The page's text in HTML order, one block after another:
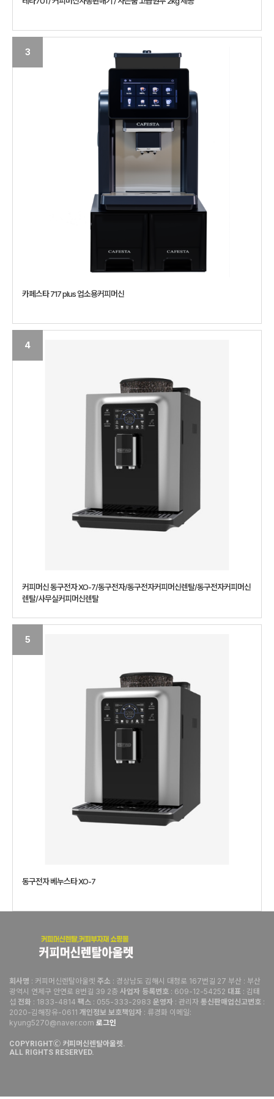
3
카페스타 717 plus 업소용커피머신
4
커피머신 동구전자 XO-7/동구전자/동구전자커피머신렌탈/동구전자커피머신
렌탈/사무실커피머신렌탈
5
동구전자 베누스타 XO-7
회사명 : 커피머신렌탈아울렛 주소 : 경상남도 김해시 대청로 167번길 27 부산 : 부산
광역시 연제구 안연로 8번길 39 2층 사업자 등록번호 : 609-12-54252 대표 : 김태
섭 전화 : 1833-4814 팩스 : 055-333-2983 운영자 : 관리자 통신판매업신고번호 :
2020-김해장유-0611 개인정보 보호책임자 : 류경화 이메일:
kyung5270@naver.com 로그인
COPYRIGHTⒸ 커피머신렌탈아울렛.
ALL RIGHTS RESERVED.